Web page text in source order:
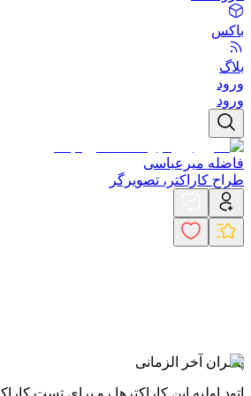
باکس
بلاگ
ورود
ورود
فاضله میرعباسی
طراح کاراکتر، تصویرگر
پسران آخر الزمانی
اتود اولیه این کاراکترها رو برای تست